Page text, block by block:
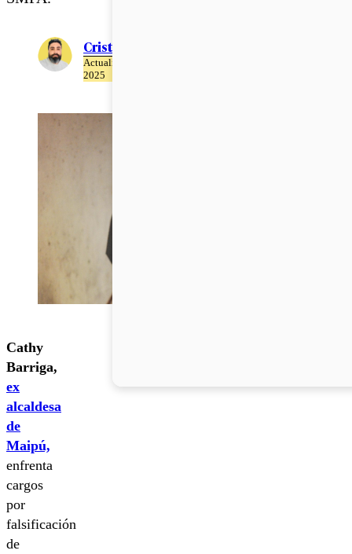
Cristián Meza
Actualizado el 17 de Abril del
2025
Cathy
Barriga,
ex
alcaldesa
de
Maipú,
enfrenta
cargos
por
falsificación
de